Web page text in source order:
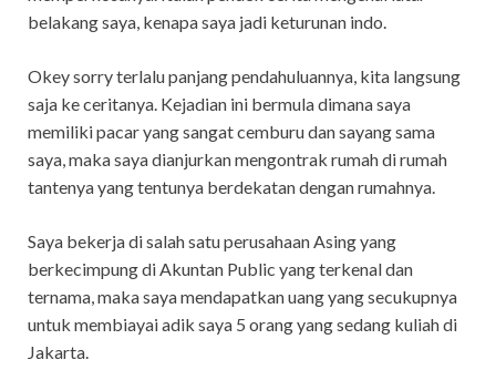
belakang saya, kenapa saya jadi keturunan indo.
Okey sorry terlalu panjang pendahuluannya, kita langsung
saja ke ceritanya. Kejadian ini bermula dimana saya
memiliki pacar yang sangat cemburu dan sayang sama
saya, maka saya dianjurkan mengontrak rumah di rumah
tantenya yang tentunya berdekatan dengan rumahnya.
Saya bekerja di salah satu perusahaan Asing yang
berkecimpung di Akuntan Public yang terkenal dan
ternama, maka saya mendapatkan uang yang secukupnya
untuk membiayai adik saya 5 orang yang sedang kuliah di
Jakarta.